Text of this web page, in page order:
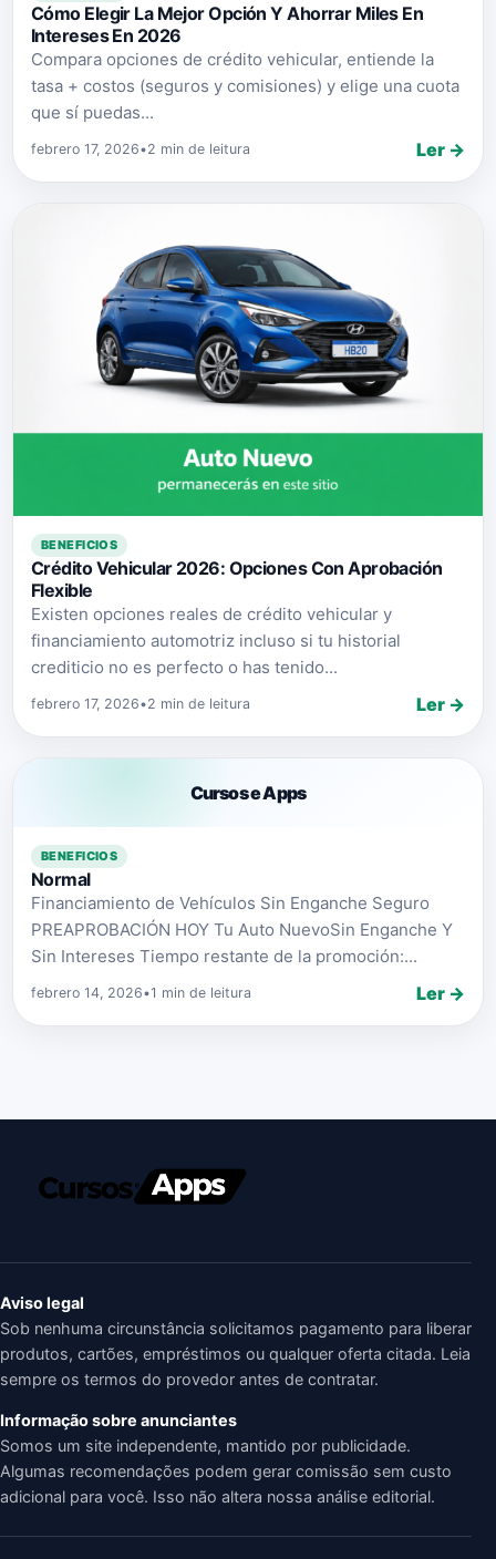
Cómo Elegir La Mejor Opción Y Ahorrar Miles En
Intereses En 2026
Compara opciones de crédito vehicular, entiende la
tasa + costos (seguros y comisiones) y elige una cuota
que sí puedas...
febrero 17, 2026•2 min de leitura Ler →
BENEFICIOS
Crédito Vehicular 2026: Opciones Con Aprobación
Flexible
Existen opciones reales de crédito vehicular y
financiamiento automotriz incluso si tu historial
crediticio no es perfecto o has tenido...
febrero 17, 2026•2 min de leitura Ler →
Cursos e Apps
BENEFICIOS
Normal
Financiamiento de Vehículos Sin Enganche Seguro
PREAPROBACIÓN HOY Tu Auto NuevoSin Enganche Y
Sin Intereses Tiempo restante de la promoción:...
febrero 14, 2026•1 min de leitura Ler →
Aviso legal
Sob nenhuma circunstância solicitamos pagamento para liberar
produtos, cartões, empréstimos ou qualquer oferta citada. Leia
sempre os termos do provedor antes de contratar.
Informação sobre anunciantes
Somos um site independente, mantido por publicidade.
Algumas recomendações podem gerar comissão sem custo
adicional para você. Isso não altera nossa análise editorial.